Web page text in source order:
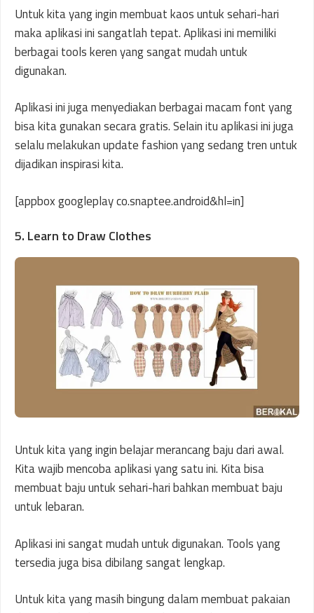
Untuk kita yang ingin membuat kaos untuk sehari-hari
maka aplikasi ini sangatlah tepat. Aplikasi ini memiliki
berbagai tools keren yang sangat mudah untuk
digunakan.
Aplikasi ini juga menyediakan berbagai macam font yang
bisa kita gunakan secara gratis. Selain itu aplikasi ini juga
selalu melakukan update fashion yang sedang tren untuk
dijadikan inspirasi kita.
[appbox googleplay co.snaptee.android&hl=in]
5. Learn to Draw Clothes
Untuk kita yang ingin belajar merancang baju dari awal.
Kita wajib mencoba aplikasi yang satu ini. Kita bisa
membuat baju untuk sehari-hari bahkan membuat baju
untuk lebaran.
Aplikasi ini sangat mudah untuk digunakan. Tools yang
tersedia juga bisa dibilang sangat lengkap.
Untuk kita yang masih bingung dalam membuat pakaian